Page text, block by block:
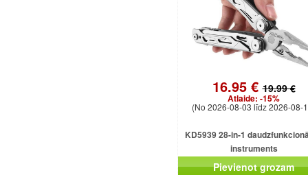
16.95 €19.99 €
Atlaide: -15%
(No 2026-08-03 līdz 2026-08-
KD5939 28-in-1
instruments
Pievienot grozam